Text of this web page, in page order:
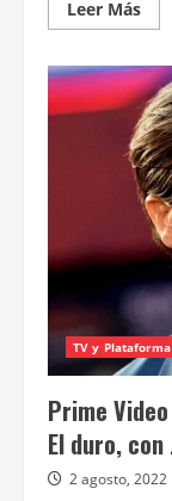
Leer MásLeer
más
–
1
TV y
Prime
El duro, con
2 agosto, 2022